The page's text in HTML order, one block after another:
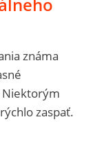
známa
Niektorým
zaspať.